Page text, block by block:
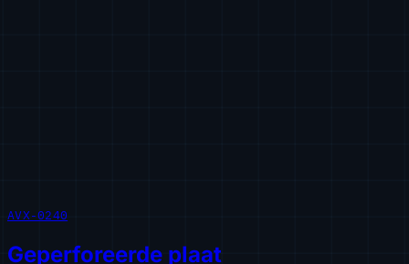
AVX-0240
Geperforeerde plaat